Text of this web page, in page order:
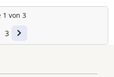
1 von 3
3